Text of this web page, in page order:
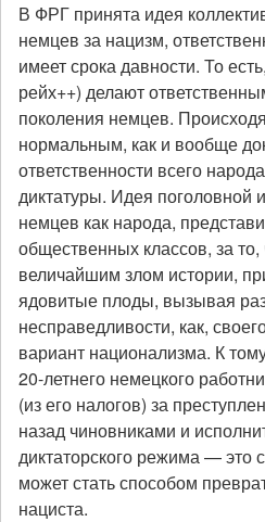
В ФРГ принята идея
немцев за нацизм,
имеет срока давности. То
рейх++) делают
поколения немцев.
нормальным, как и вообще
ответственности всего
диктатуры. Идея поголовной
немцев как народа,
общественных классов, за
величайшим злом истории,
ядовитые плоды, вызывая
несправедливости, как,
вариант национализма. К
20-летнего немецкого
(из его налогов) за
назад чиновниками и
диктаторского режима — это
может стать способом
нациста.